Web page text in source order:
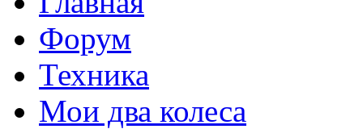
Форум
Техника
Мои два колеса